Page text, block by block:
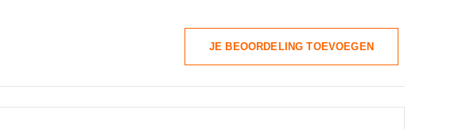
JE BEOORDELING TOEVOEGEN